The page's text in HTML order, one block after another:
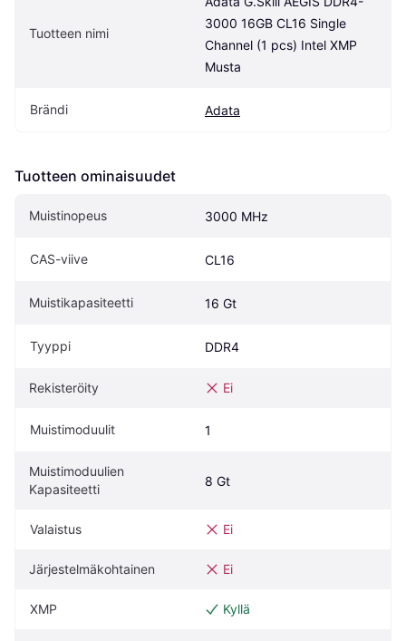
Tuotteen nimi
3000 16GB CL16 Single
Channel (1 pcs) Intel XMP
Musta
Brändi Adata
Tuotteen ominaisuudet
Muistinopeus 3000 MHz
CAS-viive CL16
Muistikapasiteetti 16 Gt
Tyyppi DDR4
Rekisteröity Ei
Muistimoduulit 1
Muistimoduulien
Kapasiteetti
8 Gt
Valaistus Ei
Järjestelmäkohtainen Ei
XMP Kyllä